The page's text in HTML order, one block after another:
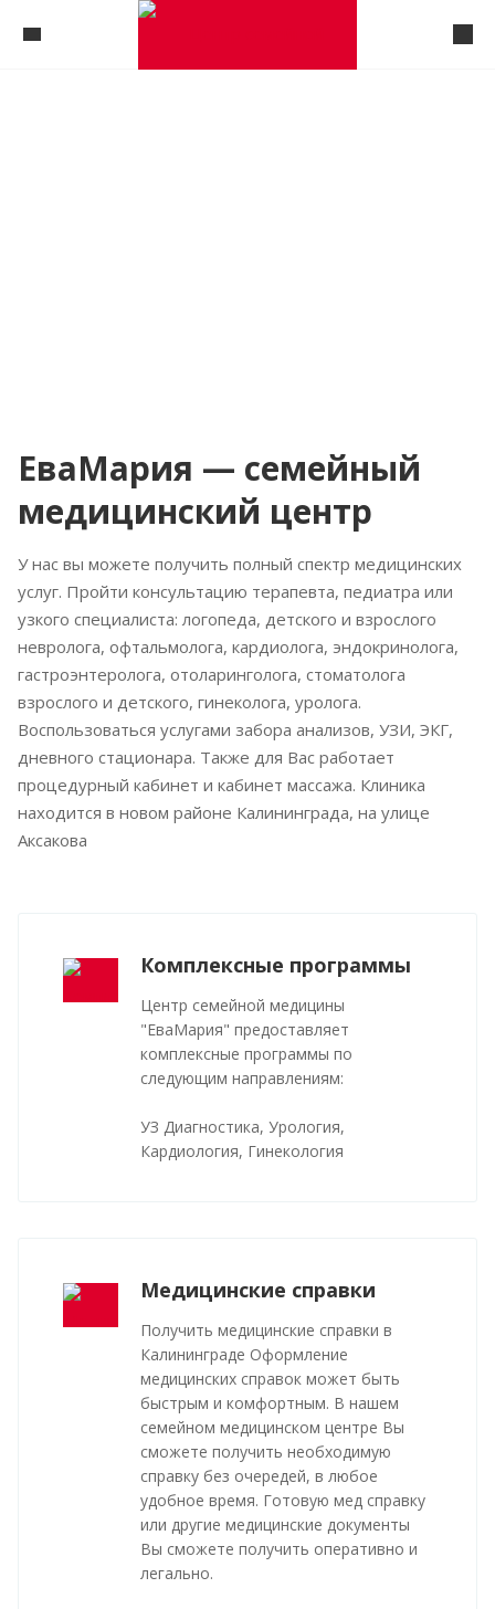
ЕваМария — семейный
медицинский центр
У нас вы можете получить полный спектр медицинских
услуг. Пройти консультацию терапевта, педиатра или
узкого специалиста: логопеда, детского и взрослого
невролога, офтальмолога, кардиолога, эндокринолога,
гастроэнтеролога, отоларинголога, стоматолога
взрослого и детского, гинеколога, уролога.
Воспользоваться услугами забора анализов, УЗИ, ЭКГ,
дневного стационара. Также для Вас работает
процедурный кабинет и кабинет массажа. Клиника
находится в новом районе Калининграда, на улице
Аксакова
Комплексные программы
Центр семейной медицины
"ЕваМария" предоставляет
комплексные программы по
следующим направлениям:
УЗ Диагностика, Урология,
Кардиология, Гинекология
Медицинские справки
Получить медицинские справки в
Калининграде Оформление
медицинских справок может быть
быстрым и комфортным. В нашем
семейном медицинском центре Вы
сможете получить необходимую
справку без очередей, в любое
удобное время. Готовую мед справку
или другие медицинские документы
Вы сможете получить оперативно и
легально.